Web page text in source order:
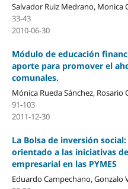
Salvador Ruiz Medrano, Monica
33-43
2010-06-30
Módulo de educación
aporte para promover el
comunales.
Mónica Rueda Sánchez,
91-103
2011-12-30
La Bolsa de inversión
orientado a las iniciativas
empresarial en las PYMES
Eduardo Campechano, Gonzalo